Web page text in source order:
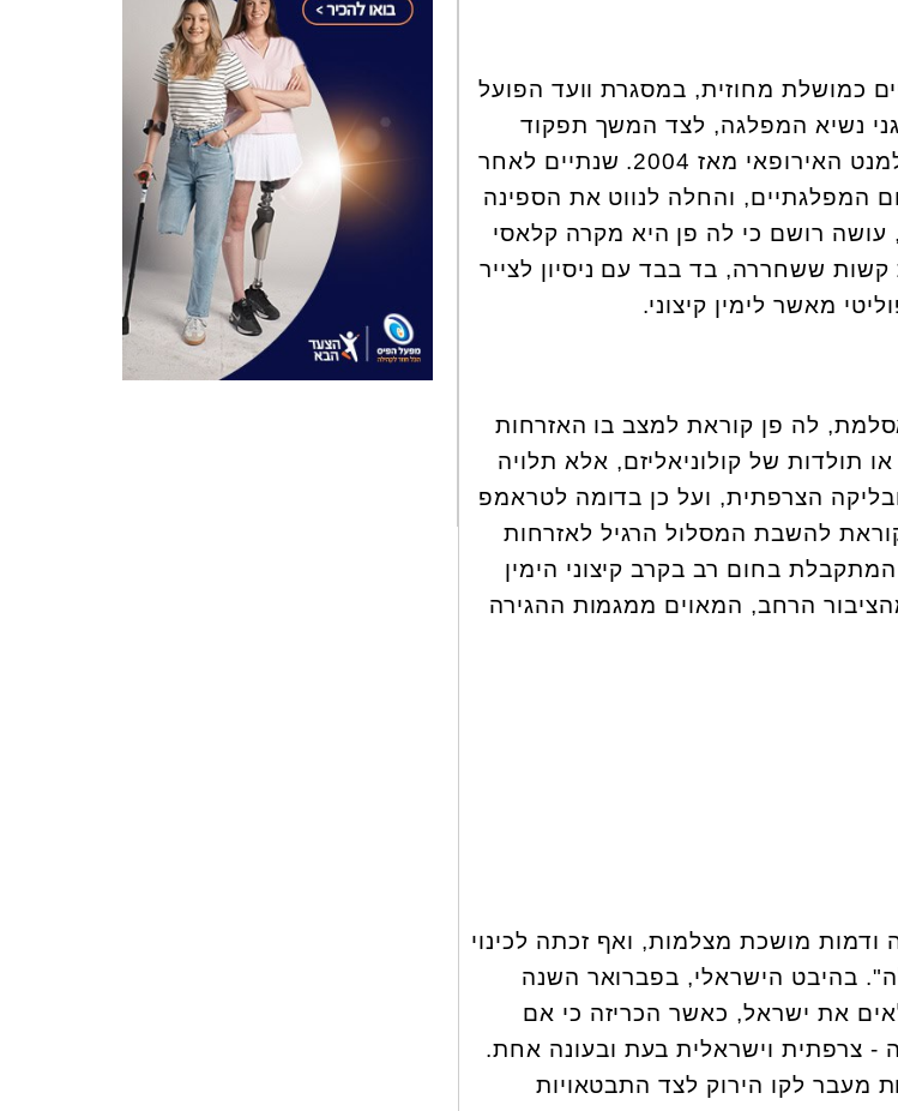
כמושלת מחוזית, במסגרת וועד הפועל
משני סגני נשיא המפלגה, לצד המשך תפקוד
כמושלת במחוזות שונים, וכהונה כחברת הפרלמנט האירופאי מאז 2004. שנתיים לאחר
המפלגתיים, והחלה לנווט את הספינה
עושה רושם כי לה פן היא מקרה קלאסי
ששחררה, בד בבד עם ניסיון לצייר
מאשר לימין קיצוני.
לה פן קוראת למצב בו האזרחות
תולדות של קולוניאליזם, אלא תלויה
הצרפתית, ועל כן בדומה לטראמפ
להשבת המסלול הרגיל לאזרחות
בחום רב בקרב קיצוני הימין
הרחב, המאוים ממגמות ההגירה
מושכת מצלמות, ואף זכתה לכינוי
בהיבט הישראלי, בפברואר השנה
את ישראל, כאשר הכריזה כי אם
- צרפתית וישראלית בעת ובעונה אחת.
מעבר לקו הירוק לצד התבטאויות